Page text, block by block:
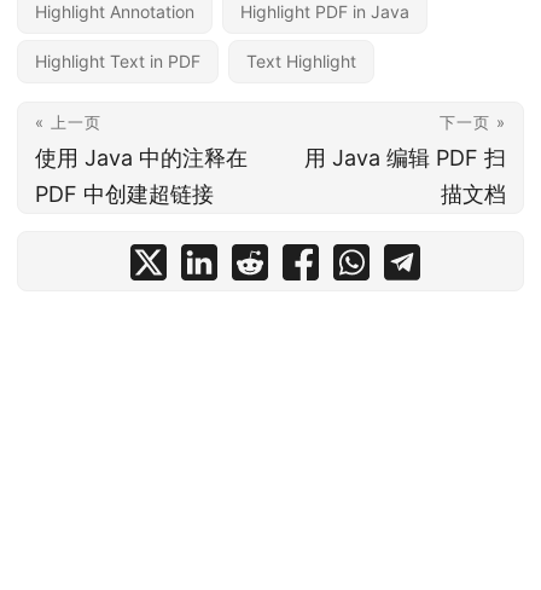
Highlight Annotation Highlight PDF in Java
Highlight Text in PDF Text Highlight
« 上一页
使用 Java 中的注释在
PDF 中创建超链接
下一页 »
用 Java 编辑 PDF 扫
描文档